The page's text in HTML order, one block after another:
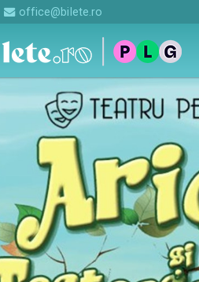
office@bilete.ro